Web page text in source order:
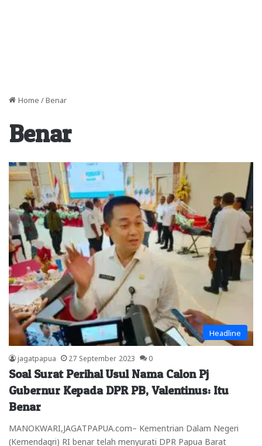
Home / Benar
Benar
Headline
jagatpapua 27 September 2023 0
Soal Surat Perihal Usul Nama Calon Pj
Gubernur Kepada DPR PB, Valentinus: Itu
Benar
MANOKWARI,JAGATPAPUA.com– Kementrian Dalam Negeri
(Kemendagri) RI benar telah menyurati DPR Papua Barat